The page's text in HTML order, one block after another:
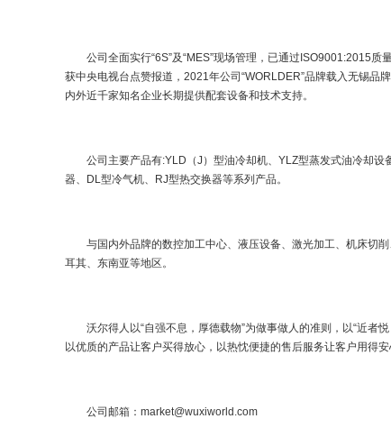
公司全面实行“6S”及“MES”现场管理，已通过 ISO9001:2015质
获中央电视台点赞报道， 2021年公司 “WORLDER”品牌载入无锡品
内外近千家知名企业长期提供配套设备和技术支持。
公司主要产品有:YLD （J ） 型油冷却机、 YLZ型蒸发式油冷却设
器、
DL型冷气机、RJ型热交换器等系列产品。
与国内外品牌的数控加工中心、液压设备、激光加工、机床切
耳其、东南亚等地区。
沃尔得人 以“自强不息，厚德载物”为做事做人的准则， 以“近者
以优质的产品让客户买得放心，以热忱便捷的售后服务让客户用得安
公司邮箱： market@wuxiworld.com